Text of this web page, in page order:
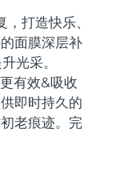
打造快乐、
面膜深层补
光采。
有效&吸收
即时持久的
老痕迹。完
go
计送达日期 8/8/26
送达日期8/14/26
计送达日期8/11/26
送达日期8/13/26